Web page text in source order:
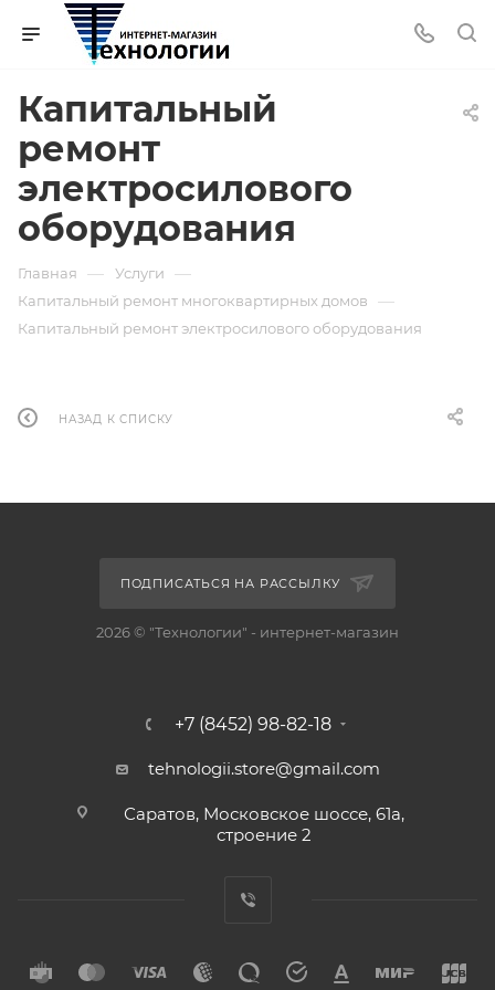
Капитальный
ремонт
электросилового
оборудования
Главная — Услуги —
Капитальный ремонт многоквартирных домов —
Капитальный ремонт электросилового оборудования
НАЗАД К СПИСКУ
ПОДПИСАТЬСЯ НА РАССЫЛКУ
2026 © "Технологии" - интернет-магазин
+7 (8452) 98-82-18
tehnologii.store@gmail.com
Саратов, Московское шоссе, 61а,
строение 2